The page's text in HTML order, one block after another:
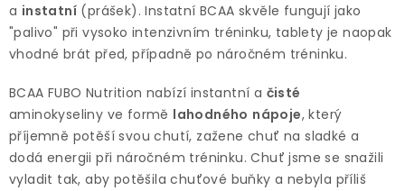
a instatní (prášek). Instatní BCAA skvěle fungují jako
"palivo" při vysoko intenzivním tréninku, tablety je naopak
vhodné brát před, případně po náročném tréninku.
BCAA FUBO Nutrition nabízí instantní a čisté
aminokyseliny ve formě lahodného nápoje, který
příjemně potěší svou chutí, zažene chuť na sladké a
dodá energii při náročném tréninku. Chuť jsme se snažili
vyladit tak, aby potěšila chuťové buňky a nebyla příliš